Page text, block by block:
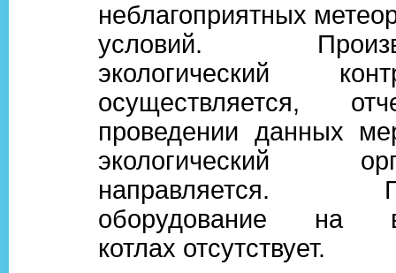
неблагоприятных
условий.
экологический
осуществляется,
проведении данных
экологический
направляется.
оборудование на
котлах отсутствует.